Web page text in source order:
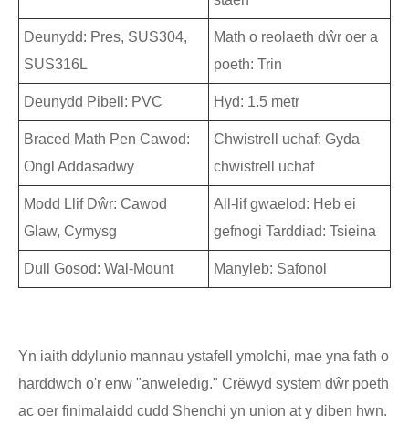
Deunydd: Pres, SUS304,
SUS316L
Math o reolaeth dŵr oer a
poeth: Trin
Deunydd Pibell: PVC Hyd: 1.5 metr
Braced Math Pen Cawod:
Ongl Addasadwy
Chwistrell uchaf: Gyda
chwistrell uchaf
Modd Llif Dŵr: Cawod
Glaw, Cymysg
All-lif gwaelod: Heb ei
gefnogi Tarddiad: Tsieina
Dull Gosod: Wal-Mount Manyleb: Safonol
Yn iaith ddylunio mannau ystafell ymolchi, mae yna fath o
harddwch o'r enw "anweledig." Crëwyd system dŵr poeth
ac oer finimalaidd cudd Shenchi yn union at y diben hwn.